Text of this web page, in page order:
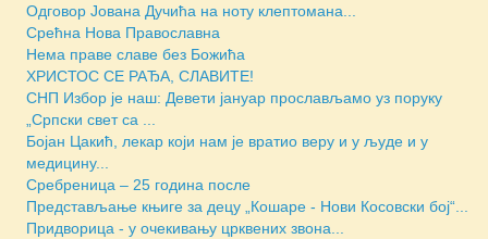
Одговор Јована Дучића на ноту клептомана...
Срећна Нова Православна
Нема праве славе без Божића
ХРИСТОС СЕ РАЂА, СЛАВИТЕ!
СНП Избор је наш: Девети јануар прослављамо уз поруку
„Српски свет са ...
Бојан Цакић, лекар који нам је вратио веру и у људе и у
медицину...
Сребреница – 25 година после
Представљање књиге за децу „Кошаре - Нови Косовски бој“...
Придворица - у очекивању црквених звона...